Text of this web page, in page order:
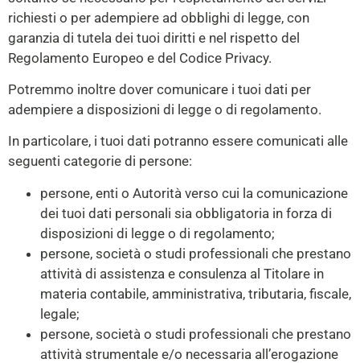
richiesti o per adempiere ad obblighi di legge, con
garanzia di tutela dei tuoi diritti e nel rispetto del
Regolamento Europeo e del Codice Privacy.
Potremmo inoltre dover comunicare i tuoi dati per
adempiere a disposizioni di legge o di regolamento.
In particolare, i tuoi dati potranno essere comunicati alle
seguenti categorie di persone:
persone, enti o Autorità verso cui la comunicazione
dei tuoi dati personali sia obbligatoria in forza di
disposizioni di legge o di regolamento;
persone, società o studi professionali che prestano
attività di assistenza e consulenza al Titolare in
materia contabile, amministrativa, tributaria, fiscale,
legale;
persone, società o studi professionali che prestano
attività strumentale e/o necessaria all’erogazione